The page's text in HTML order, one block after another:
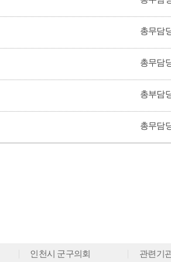
총무담
총무담
총부담
총무담
인천시 군구의회 관련기